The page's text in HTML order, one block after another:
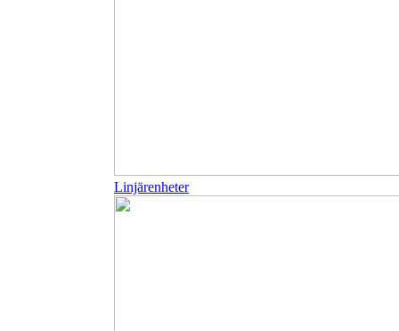
Linjärenheter